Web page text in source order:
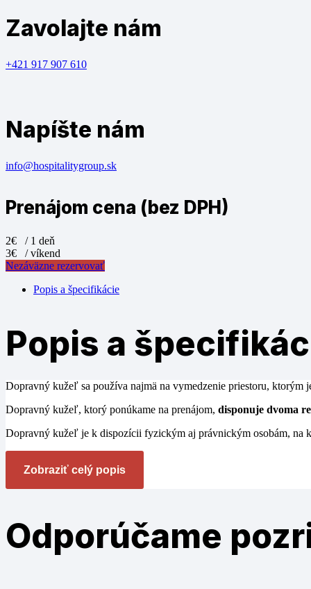
Zavolajte nám
+421 917 907 610
Napíšte nám
info@hospitalitygroup.sk
Prenájom cena (bez DPH)
2€ / 1 deň
3€ / víkend
Nezáväzne rezervovať
Popis a špecifikácie
Popis a
Dopravný kužeľ sa používa najmä na vymedzenie priestoru, ktorým
Dopravný kužeľ, ktorý ponúkame na prenájom, disponuje dvoma
Dopravný kužeľ je k dispozícii fyzickým aj právnickým osobám, na
Zobraziť celý popis
Odporúčame